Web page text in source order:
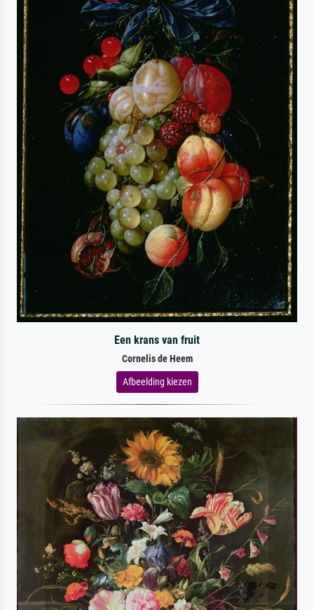
Een krans van fruit
Cornelis de Heem
Afbeelding kiezen